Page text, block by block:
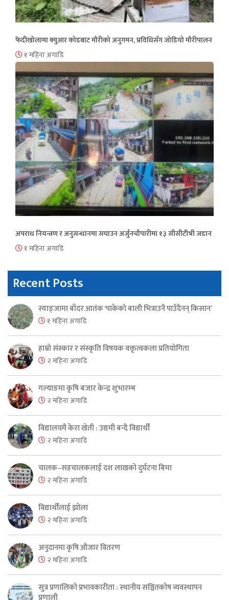
फेदीखोलामा क्युआर कोडबाट मौरीको अनुगमन, प्रविधिसँग जोडियो मौरीपालन
१ महिना अगाडि
अपराध नियन्त्रण र अनुसन्धानमा सघाउन अर्जुनचौपारीमा १३ सीसीटीभी जडान
१ महिना अगाडि
Recent Posts
स्याङ्जामा बाँदर आतंक ‘पाकेको बाली भित्राउनै पाउँदैनन् किसान’
१ महिना अगाडि
हाम्रो संस्कार र संस्कृति विषयक वक्तृत्वकला प्रतियोगिता
२ महिना अगाडि
गल्याङमा कृषि बजार केन्द्र शुभारम्भ
२ महिना अगाडि
विद्यालयमै केरा खेती : उद्यमी बन्दै विद्यार्थी
२ महिना अगाडि
चालक–सहचालकलाई दश लाखको दुर्घटना बिमा
२ महिना अगाडि
विद्यार्थीलाई झोला
२ महिना अगाडि
अनुदानमा कृषि औजार वितरण
२ महिना अगाडि
सुत्र प्रणालिको प्रभावकारीता : स्थानीय सञ्चितकोष व्यवस्थापन